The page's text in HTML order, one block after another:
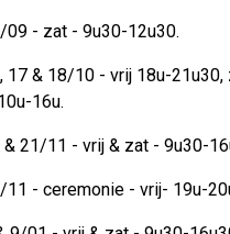
09 - zat - 9u30-12u30.
17 & 18/10 - vrij 18u-21u30,
16u.
& 21/11 - vrij & zat - 9u30-
11 - ceremonie - vrij- 19u-